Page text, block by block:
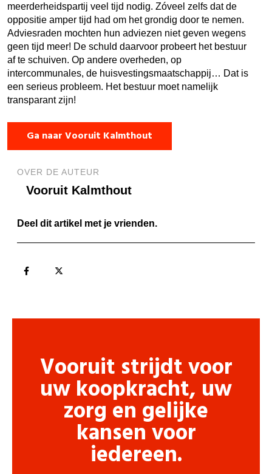
meerderheidspartij veel tijd nodig. Zóveel zelfs dat de
oppositie amper tijd had om het grondig door te nemen.
Adviesraden mochten hun adviezen niet geven wegens
geen tijd meer! De schuld daarvoor probeert het bestuur
af te schuiven. Op andere overheden, op
intercommunales, de huisvestingsmaatschappij… Dat is
een serieus probleem. Het bestuur moet namelijk
transparant zijn!
Ga naar Vooruit Kalmthout
OVER DE AUTEUR
Vooruit Kalmthout
Deel dit artikel met je vrienden.
Vooruit strijdt voor
uw koopkracht, uw
zorg en gelijke
kansen voor
iedereen.